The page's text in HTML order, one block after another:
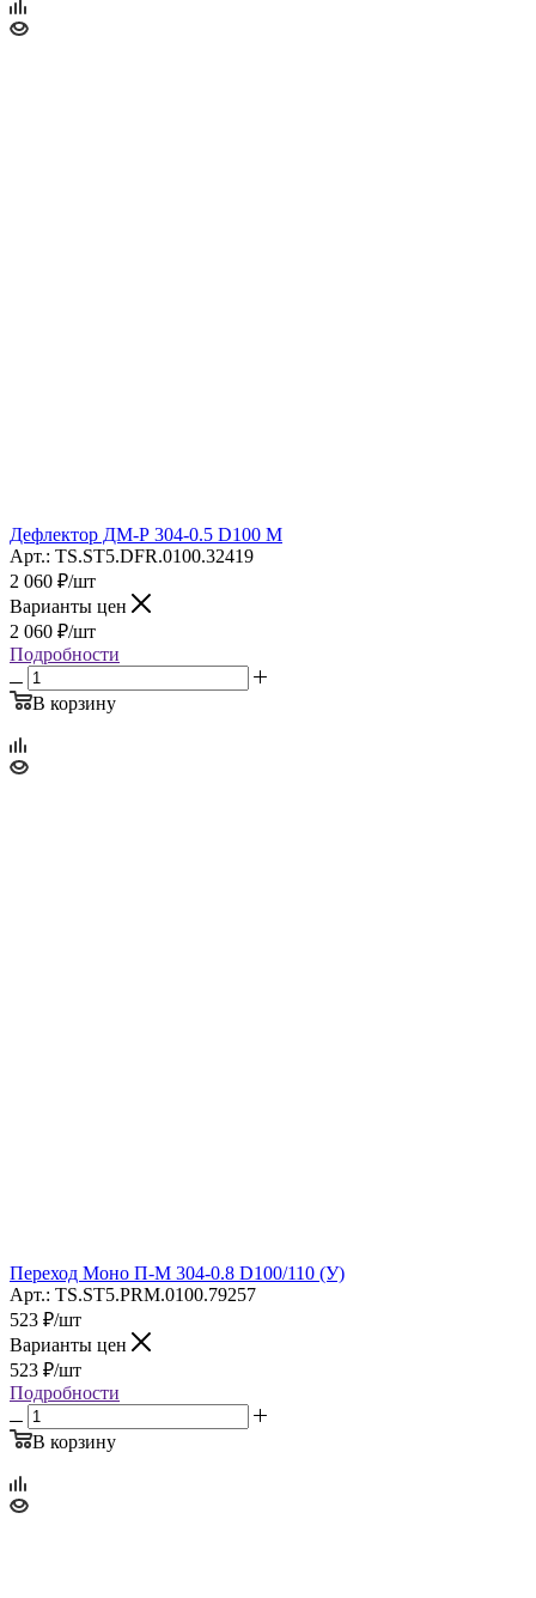
Дефлектор ДМ-Р 304-0.5 D100 М
Арт.: TS.ST5.DFR.0100.32419
2 060 ₽/шт
Варианты цен
2 060 ₽/шт
Подробности
В корзину
Переход Моно П-М 304-0.8 D100/110 (У)
Арт.: TS.ST5.PRM.0100.79257
523 ₽/шт
Варианты цен
523 ₽/шт
Подробности
В корзину